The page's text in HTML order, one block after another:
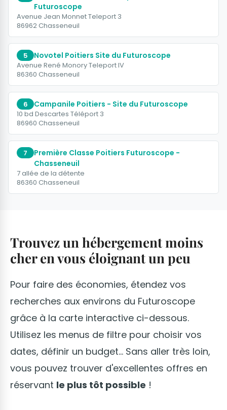
Futuroscope
Avenue Jean Monnet Teleport 3
86962 Chasseneuil
5 Novotel Poitiers Site du Futuroscope
Avenue René Monory Teleport IV
86360 Chasseneuil
6 Campanile Poitiers - Site du Futuroscope
10 bd Descartes Téléport 3
86960 Chasseneuil
7
Première Classe Poitiers Futuroscope -
Chasseneuil
7 allée de la détente
86360 Chasseneuil
Trouvez un hébergement moins
cher en vous éloignant un peu
Pour faire des économies, étendez vos
recherches aux environs du Futuroscope
grâce à la carte interactive ci-dessous.
Utilisez les menus de filtre pour choisir vos
dates, définir un budget... Sans aller très loin,
vous pouvez trouver d'excellentes offres en
réservant le plus tôt possible !